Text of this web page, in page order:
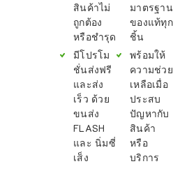
สินค้าไม่
ถูกต้อง
หรือชำรุด
มีโปรโม
ชั่นส่งฟรี
และส่ง
เร็ว ด้วย
ขนส่ง
FLASH
และ นิ่มซี่
เส็ง
มาตรฐาน
ของแท้ทุก
ชิ้น
พร้อมให้
ความช่วย
เหลือเมื่อ
ประสบ
ปัญหากับ
สินค้า
หรือ
บริการ